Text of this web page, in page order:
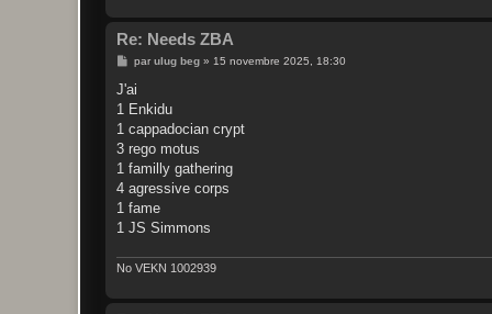
Re: Needs ZBA
M
s
a
g
parulug beg» 15 novembre 2025, 18:30
J'ai
1 Enkidu
1 cappadocian crypt
3 rego motus
1 familly gathering
4 agressive corps
1 fame
1 JS Simmons
No VEKN 1002939